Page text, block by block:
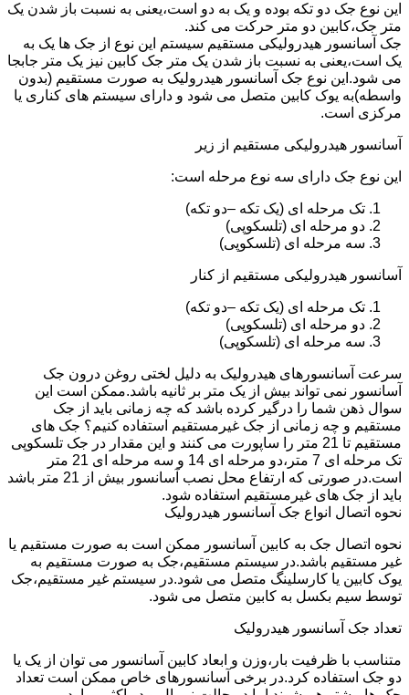
این نوع جک دو تکه بوده و یک به دو است،یعنی به نسبت باز شدن یک
متر جک،کابین دو متر حرکت می کند.
جک آسانسور هیدرولیکی مستقیم سیستم این نوع از جک ها یک به
یک است،یعنی به نسبت باز شدن یک متر جک کابین نیز یک متر جابجا
می شود.این نوع جک آسانسور هیدرولیک به صورت مستقیم (بدون
واسطه)به یوک کابین متصل می شود و دارای سیستم های کناری یا
مرکزی است.
آسانسور هیدرولیکی مستقیم از زیر
این نوع جک دارای سه نوع مرحله است:
تک مرحله ای (یک تکه –دو تکه)
دو مرحله ای (تلسکوپی)
سه مرحله ای (تلسکوپی)
آسانسور هیدرولیکی مستقیم از کنار
تک مرحله ای (یک تکه –دو تکه)
دو مرحله ای (تلسکوپی)
سه مرحله ای (تلسکوپی)
سرعت آسانسورهای هیدرولیک به دلیل لختی روغن درون جک
آسانسور نمی تواند بیش از یک متر بر ثانیه باشد.ممکن است این
سوال ذهن شما را درگیر کرده باشد که چه زمانی باید از جک
مستقیم و چه زمانی از جک غیرمستقیم استفاده کنیم؟ جک های
مستقیم تا 21 متر را ساپورت می کنند و این مقدار در جک تلسکوپی
تک مرحله ای 7 متر،دو مرحله ای 14 و سه مرحله ای 21 متر
است.در صورتی که ارتفاع محل نصب آسانسور بیش از 21 متر باشد
باید از جک های غیرمستقیم استفاده شود.
نحوه اتصال انواع جک آسانسور هیدرولیک
نحوه اتصال جک به کابین آسانسور ممکن است به صورت مستقیم یا
غیر مستقیم باشد.در سیستم مستقیم،جک به صورت مستقیم به
یوک کابین یا کارسلینگ متصل می شود.در سیستم غیر مستقیم،جک
توسط سیم بکسل به کابین متصل می شود.
تعداد جک آسانسور هیدرولیک
متناسب با ظرفیت بار،وزن و ابعاد کابین آسانسور می توان از یک یا
دو جک استفاده کرد.در برخی آسانسورهای خاص ممکن است تعداد